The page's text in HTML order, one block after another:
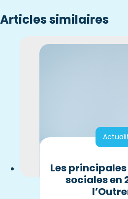
Articles similaires
Les
sociales en